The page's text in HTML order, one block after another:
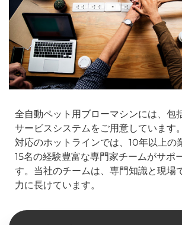
全自動ペット用ブローマシンには、包
サービスシステムをご用意しています
対応のホットラインでは、10年以上の
15名の経験豊富な専門家チームがサポ
す。当社のチームは、専門知識と現場
力に長けています。